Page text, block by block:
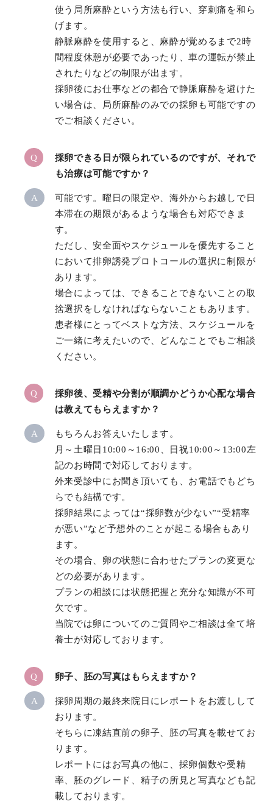
使う局所麻酔という方法も行い、穿刺痛を和ら
げます。
静脈麻酔を使用すると、麻酔が覚めるまで2時
間程度休憩が必要であったり、車の運転が禁止
されたりなどの制限が出ます。
採卵後にお仕事などの都合で静脈麻酔を避けた
い場合は、局所麻酔のみでの採卵も可能ですの
でご相談ください。
Q
採卵できる日が限られているのですが、それで
も治療は可能ですか？
A
可能です。曜日の限定や、海外からお越しで日
本滞在の期限があるような場合も対応できま
す。
ただし、安全面やスケジュールを優先すること
において排卵誘発プロトコールの選択に制限が
あります。
場合によっては、できることできないことの取
捨選択をしなければならないこともあります。
患者様にとってベストな方法、スケジュールを
ご一緒に考えたいので、どんなことでもご相談
ください。
Q
採卵後、受精や分割が順調かどうか心配な場合
は教えてもらえますか？
A
もちろんお答えいたします。
月～土曜日10:00～16:00、日祝10:00～13:00左
記のお時間で対応しております。
外来受診中にお聞き頂いても、お電話でもどち
らでも結構です。
採卵結果によっては“採卵数が少ない”“受精率
が悪い”など予想外のことが起こる場合もあり
ます。
その場合、卵の状態に合わせたプランの変更な
どの必要があります。
プランの相談には状態把握と充分な知識が不可
欠です。
当院では卵についてのご質問やご相談は全て培
養士が対応しております。
Q 卵子、胚の写真はもらえますか？
A
採卵周期の最終来院日にレポートをお渡しして
おります。
そちらに凍結直前の卵子、胚の写真を載せてお
ります。
レポートにはお写真の他に、採卵個数や受精
率、胚のグレード、精子の所見と写真なども記
載しております。